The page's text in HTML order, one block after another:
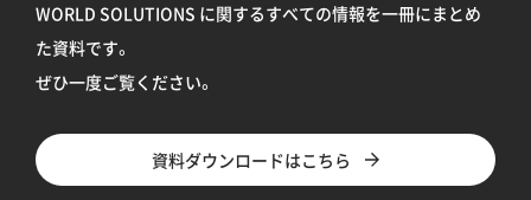
WORLD SOLUTIONS に関するすべての情報を一冊にまとめ
た資料です。
ぜひ一度ご覧ください。
資料ダウンロードはこちら